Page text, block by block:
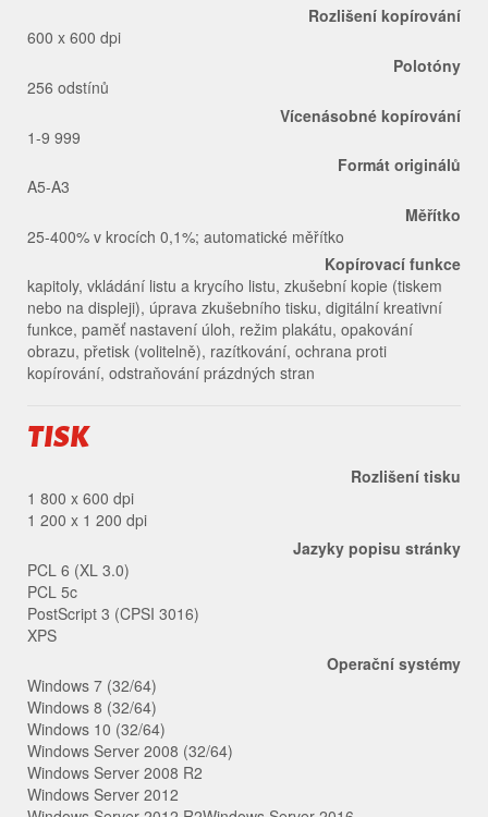
Rozlišení kopírování
600 x 600 dpi
Polotóny
256 odstínů
Vícenásobné kopírování
1-9 999
Formát originálů
A5-A3
Měřítko
25-400% v krocích 0,1%; automatické měřítko
Kopírovací funkce
kapitoly, vkládání listu a krycího listu, zkušební kopie (tiskem
nebo na displeji), úprava zkušebního tisku, digitální kreativní
funkce, paměť nastavení úloh, režim plakátu, opakování
obrazu, přetisk (volitelně), razítkování, ochrana proti
kopírování, odstraňování prázdných stran
TISK
Rozlišení tisku
1 800 x 600 dpi
1 200 x 1 200 dpi
Jazyky popisu stránky
PCL 6 (XL 3.0)
PCL 5c
PostScript 3 (CPSI 3016)
XPS
Operační systémy
Windows 7 (32/64)
Windows 8 (32/64)
Windows 10 (32/64)
Windows Server 2008 (32/64)
Windows Server 2008 R2
Windows Server 2012